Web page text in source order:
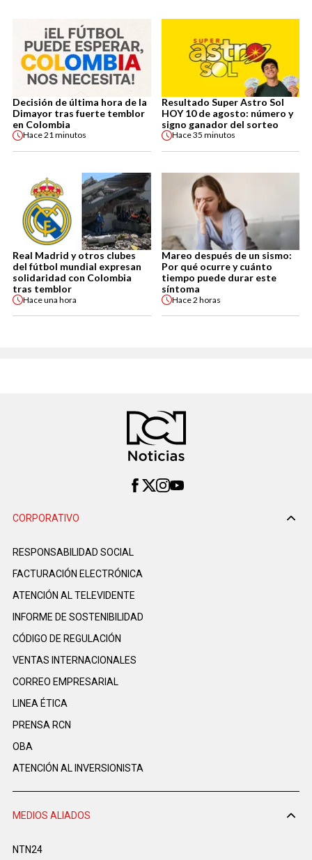
Decisión de última hora de la
Dimayor tras fuerte temblor
en Colombia
Hace21 minutos
Resultado Super Astro Sol
HOY 10 de agosto: número y
signo ganador del sorteo
Hace35 minutos
Real Madrid y otros clubes
del fútbol mundial expresan
solidaridad con Colombia
tras temblor
Haceuna hora
Mareo después de un sismo:
Por qué ocurre y cuánto
tiempo puede durar este
síntoma
Hace2 horas
CORPORATIVO
RESPONSABILIDAD SOCIAL
FACTURACIÓN ELECTRÓNICA
ATENCIÓN AL TELEVIDENTE
INFORME DE SOSTENIBILIDAD
CÓDIGO DE REGULACIÓN
VENTAS INTERNACIONALES
CORREO EMPRESARIAL
LINEA ÉTICA
PRENSA RCN
OBA
ATENCIÓN AL INVERSIONISTA
MEDIOS ALIADOS
NTN24